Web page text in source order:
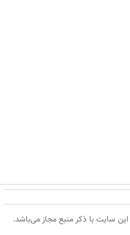
سایت با ذکر منبع مجاز می‌باشد.